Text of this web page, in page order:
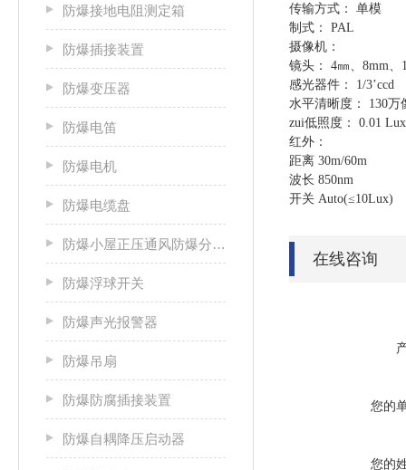
防爆接地电阻测定箱
防爆插接装置
防爆变压器
防爆电笛
防爆电机
防爆电缆盘
防爆小屋正压通风防爆分析小屋
防爆浮球开关
防爆声光报警器
防爆吊扇
防爆防腐插接装置
防爆自耦降压启动器
传输方式： 单模
制式： PAL
摄像机：
镜头： 4㎜、8mm、
感光器件： 1/3’ccd
水平清晰度： 130万
zui低照度： 0.01 Lux
红外：
距离 30m/60m
波长 850nm
开关 Auto(≤10Lux)
在线咨询
您的
您的